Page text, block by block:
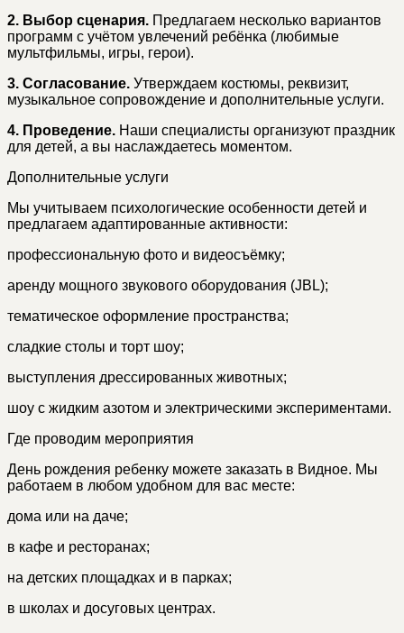
2. Выбор сценария. Предлагаем несколько вариантов
программ с учётом увлечений ребёнка (любимые
мультфильмы, игры, герои).
3. Согласование. Утверждаем костюмы, реквизит,
музыкальное сопровождение и дополнительные услуги.
4. Проведение. Наши специалисты организуют праздник
для детей, а вы наслаждаетесь моментом.
Дополнительные услуги
Мы учитываем психологические особенности детей и
предлагаем адаптированные активности:
профессиональную фото и видеосъёмку;
аренду мощного звукового оборудования (JBL);
тематическое оформление пространства;
сладкие столы и торт шоу;
выступления дрессированных животных;
шоу с жидким азотом и электрическими экспериментами.
Где проводим мероприятия
День рождения ребенку можете заказать в Видное. Мы
работаем в любом удобном для вас месте:
дома или на даче;
в кафе и ресторанах;
на детских площадках и в парках;
в школах и досуговых центрах.